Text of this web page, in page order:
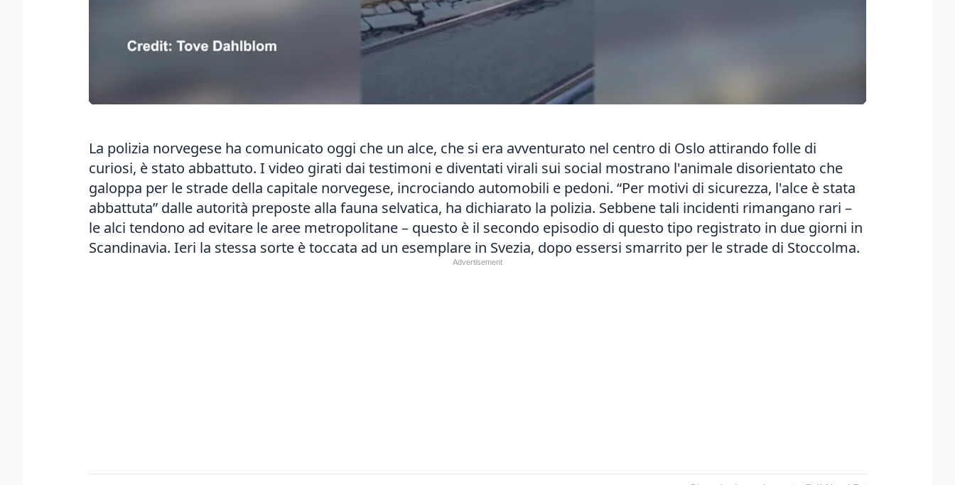
La polizia norvegese ha comunicato oggi che un alce, che si era avventurato nel centro di Oslo attirando folle di
curiosi, è stato abbattuto. I video girati dai testimoni e diventati virali sui social mostrano l'animale disorientato che
galoppa per le strade della capitale norvegese, incrociando automobili e pedoni. “Per motivi di sicurezza, l'alce è stata
abbattuta” dalle autorità preposte alla fauna selvatica, ha dichiarato la polizia. Sebbene tali incidenti rimangano rari –
le alci tendono ad evitare le aree metropolitane – questo è il secondo episodio di questo tipo registrato in due giorni in
Scandinavia. Ieri la stessa sorte è toccata ad un esemplare in Svezia, dopo essersi smarrito per le strade di Stoccolma.